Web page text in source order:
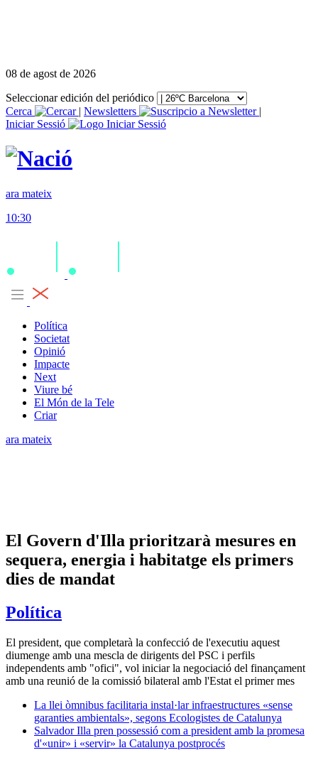
08 de agost de 2026
Seleccionar edición del periódico
Cerca
| Newsletters
|
Iniciar Sessió
ara mateix
10:30
Política
Societat
Opinió
Impacte
Next
Viure bé
El Món de la Tele
Criar
ara mateix
El Govern d'Illa prioritzarà mesures en
sequera, energia i habitatge els primers
dies de mandat
Política
El president, que completarà la confecció de l'executiu aquest
diumenge amb una mescla de dirigents del PSC i perfils
independents amb "ofici", vol iniciar la negociació del finançament
amb una reunió de la comissió bilateral amb l'Estat el primer mes
La llei òmnibus facilitaria instal·lar infraestructures «sense
garanties ambientals», segons Ecologistes de Catalunya
Salvador Illa pren possessió com a president amb la promesa
d'«unir» i «servir» la Catalunya postprocés